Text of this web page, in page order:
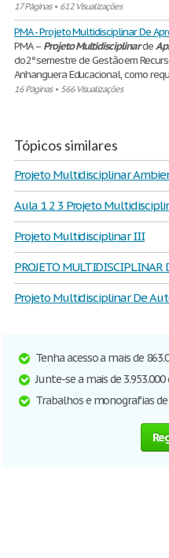
17 Páginas• 612 Visualizações
PMA - Projeto Multidisciplinar De
PMA – Projeto Multidisciplinarde
do 2º semestre de Gestão em
Anhanguera Educacional, como
16 Páginas• 566 Visualizações
Tópicos similares
Projeto Multidisciplinar
Aula 1 2 3 Projeto
Projeto Multidisciplinar III
PROJETO MULTIDISCIPLINAR
Projeto Multidisciplinar De
Tenha acesso a mais de
Junte-se a mais de
Trabalhos e monografias